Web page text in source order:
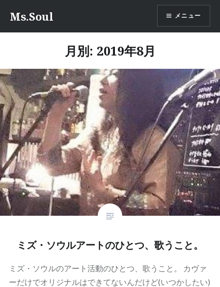
テ
へ
ス
キ
ッ
プ
Ms.Soul メニュー
月別: 2019年8月
ミズ・ソウルアートのひとつ、歌うこと。
ミズ・ソウルのアート活動のひとつ、歌うこと。 カヴァ
ーだけでオリジナルはできてないんだけど(いつかしたい)